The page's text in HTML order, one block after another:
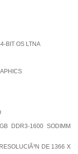
BIT OS LTNA
DDR3-1600 SODIMM
DE 1366 X